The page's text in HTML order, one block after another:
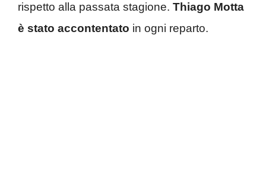
rispetto alla passata stagione. Thiago Motta
è stato accontentato in ogni reparto.